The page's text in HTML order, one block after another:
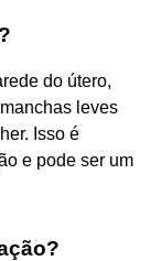
do útero,
leves
Isso é
e pode ser um